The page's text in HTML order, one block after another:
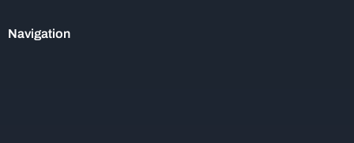
Navigation